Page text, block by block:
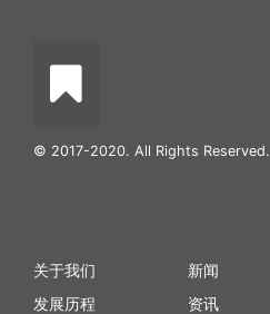
© 2017-2020. All Rights Reserved.
关于我们
发展历程
新闻
资讯